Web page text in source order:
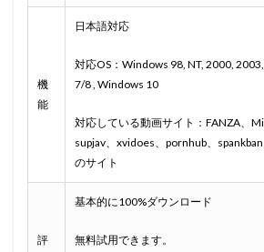
機
能
日本語対応
対応OS：Windows 98, NT, 2000,
7/8 , Windows 10
対応している動画サイト：FANZA、
supjav、xvidoes、pornhub、
のサイト
評
基本的に100%ダウンロード
無料試用できます。